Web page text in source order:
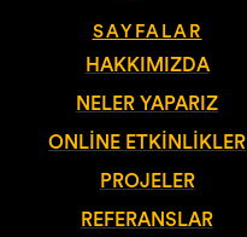
SAYFALAR
HAKKIMIZDA
NELER YAPARIZ
ONLINE ETKINLIKLER
PROJELER
REFERANSLAR